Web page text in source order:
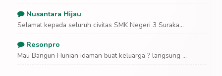
Nusantara Hijau
Selamat kepada seluruh civitas SMK Negeri 3 Suraka...
Resonpro
Mau Bangun Hunian idaman buat keluarga ? langsung ...